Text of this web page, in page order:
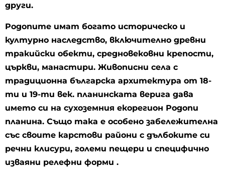
други.
Родопите имат богато историческо и
културно наследство, включително древни
тракийски обекти, средновековни крепости,
църкви, манастири. Живописни села с
традиционна българска архитектура от 18-
ти и 19-ти век. планинската верига дава
името си на сухоземния екорегион Родопи
планина. Също така е особено забележителна
със своите карстови райони с дълбоките си
речни клисури, големи пещери и специфично
изваяни релефни форми .